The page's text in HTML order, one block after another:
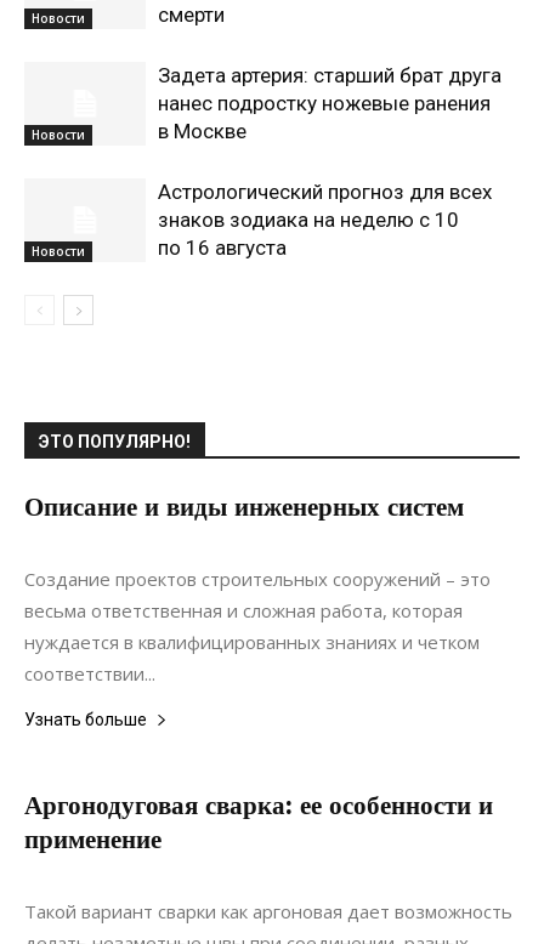
Новости
смерти
Новости
Задета артерия: старший брат друга
нанес подростку ножевые ранения
в Москве
Новости
Астрологический прогноз для всех
знаков зодиака на неделю с 10
по 16 августа
ЭТО ПОПУЛЯРНО!
Описание и виды инженерных систем
19.05.2021
Создание проектов строительных сооружений – это
весьма ответственная и сложная работа, которая
нуждается в квалифицированных знаниях и четком
соответствии...
Узнать больше
Аргонодуговая сварка: ее особенности и
применение
22.11.2021
Такой вариант сварки как аргоновая дает возможность